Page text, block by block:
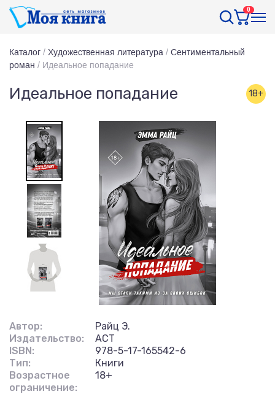
0
Каталог / Художественная литература / Сентиментальный
роман / Идеальное попадание
Идеальное попадание 18+
Автор:
Райц Э.
Издательство:
АСТ
ISBN:
978-5-17-165542-6
Тип:
Книги
Возрастное
ограничение:
18+